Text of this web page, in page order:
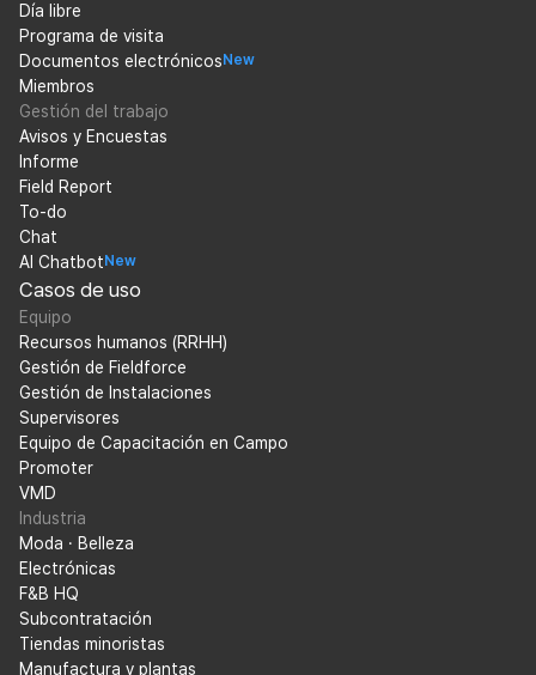
Día libre
Programa de visita
Documentos electrónicos New
Miembros
Gestión del trabajo
Avisos y Encuestas
Informe
Field Report
To-do
Chat
AI Chatbot New
Casos de uso
Equipo
Recursos humanos (RRHH)
Gestión de Fieldforce
Gestión de Instalaciones
Supervisores
Equipo de Capacitación en Campo
Promoter
VMD
Industria
Moda · Belleza
Electrónicas
F&B HQ
Subcontratación
Tiendas minoristas
Manufactura y plantas